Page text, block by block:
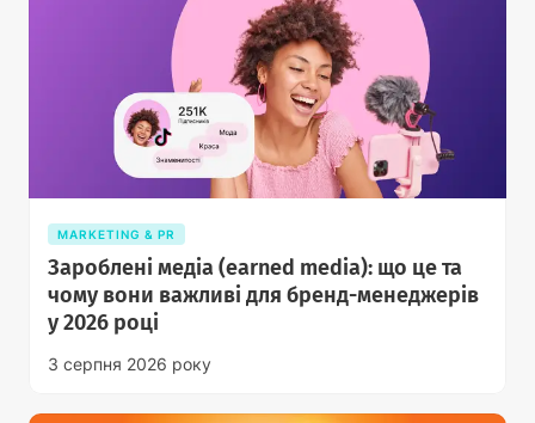
MARKETING & PR
Зароблені медіа (earned media): що це та
чому вони важливі для бренд-менеджерів
у 2026 році
3 серпня 2026 року